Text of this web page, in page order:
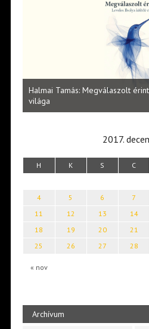
Halmai Tamás: Megválaszolt
világa
2017.
H K S C
« nov
4
5 6 7
11
12 13 14
18
19 20 21
25
26 27 28
Archívum